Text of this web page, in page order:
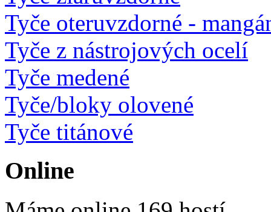
Tyče oteruvzdorné -
Tyče z nástrojových ocelí
Tyče medené
Tyče/bloky olovené
Tyče titánové
Online